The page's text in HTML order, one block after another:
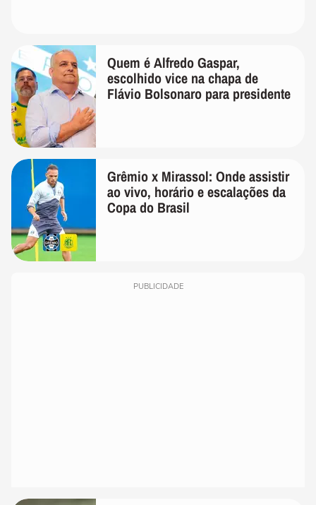
Quem é Alfredo Gaspar,
escolhido vice na chapa de
Flávio Bolsonaro para presidente
Grêmio x Mirassol: Onde assistir
ao vivo, horário e escalações da
Copa do Brasil
PUBLICIDADE